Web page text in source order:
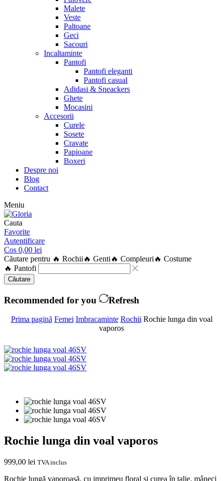
Malete
Veste
Paltoane
Geci
Sacouri
Incaltaminte
Pantofi
Pantofi eleganti
Pantofi casual
Adidasi & Sneackers
Ghete
Mocasini
Accesorii
Curele
Sosete
Cravate
Papioane
Boxeri
Despre noi
Blog
Contact
Meniu
Cauta
Favorite
Autentificare
Cos 0,00 lei
Căutare pentru 🔥 Rochii 🔥 Genti 🔥 Compleuri 🔥 Costume
🔥 Pantofi
Căutare
Recommended for you Refresh
Prima pagină Femei Imbracaminte Rochii Rochie lunga din voal
vaporos
Rochie lunga din voal vaporos
999,00 lei TVA inclus
Rochie lungă vaporoasă, cu imprimeu floral și curea în talie, mâneci